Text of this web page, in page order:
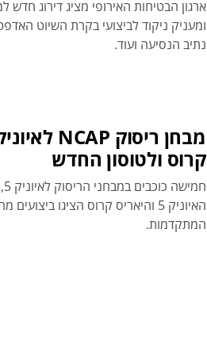
ארגון הבטיחות האירופי מציג דירוג
ומעניק ניקוד לביצועי בקרת השיוט
נתיב הנסיעה ועוד.
קרוס ולטוסון החדש
האיוניק 5 והיאריס קרוס הציגו
המתקדמות.